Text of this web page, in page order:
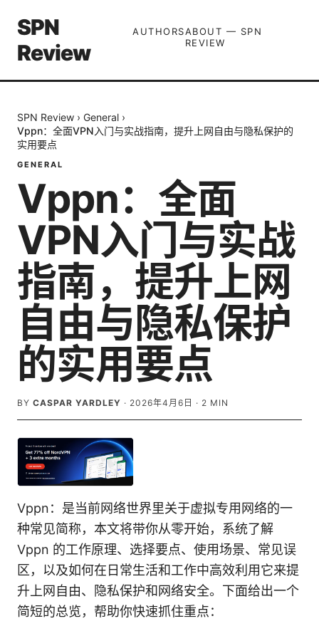
SPN
Review
AUTHORSABOUT — SPN
REVIEW
SPN Review › General ›
Vppn：全面VPN入门与实战指南，提升上网自由与隐私保护的
实用要点
GENERAL
Vppn：全面
VPN入门与实战
指南，提升上网
自由与隐私保护
的实用要点
BY CASPAR YARDLEY · 2026年4月6日 · 2 MIN
Vppn：是当前网络世界里关于虚拟专用网络的一
种常见简称，本文将带你从零开始，系统了解
Vppn 的工作原理、选择要点、使用场景、常见误
区，以及如何在日常生活和工作中高效利用它来提
升上网自由、隐私保护和网络安全。下面给出一个
简短的总览，帮助你快速抓住重点：